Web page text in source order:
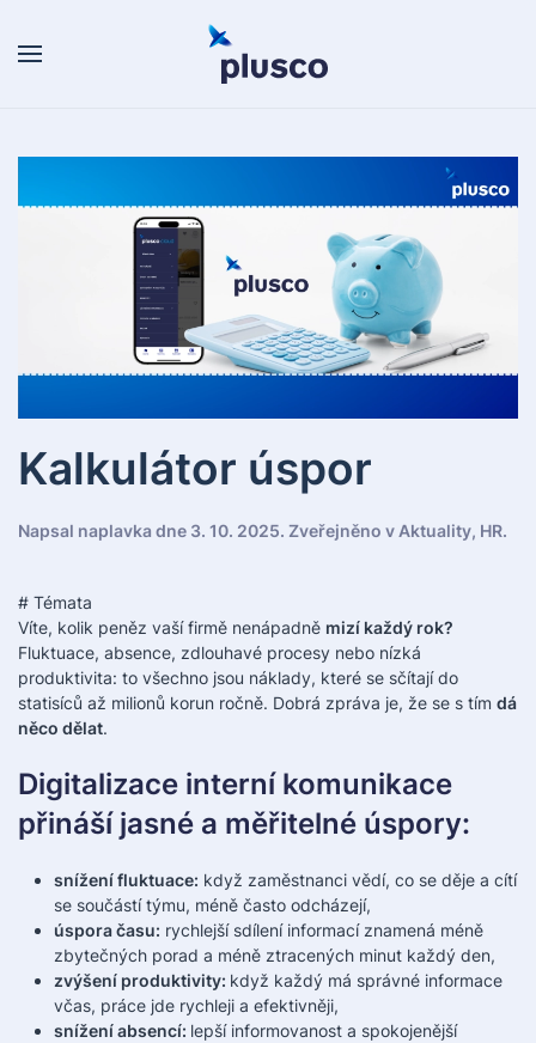
Skip to main content
Kalkulátor úspor
Napsal naplavka dne 3. 10. 2025. Zveřejněno v Aktuality, HR.
# Témata
Víte, kolik peněz vaší firmě nenápadně mizí každý rok?
Fluktuace, absence, zdlouhavé procesy nebo nízká
produktivita: to všechno jsou náklady, které se sčítají do
statisíců až milionů korun ročně. Dobrá zpráva je, že se s tím dá
něco dělat.
Digitalizace interní komunikace
přináší jasné a měřitelné úspory:
snížení fluktuace: když zaměstnanci vědí, co se děje a cítí
se součástí týmu, méně často odcházejí,
úspora času: rychlejší sdílení informací znamená méně
zbytečných porad a méně ztracených minut každý den,
zvýšení produktivity: když každý má správné informace
včas, práce jde rychleji a efektivněji,
snížení absencí: lepší informovanost a spokojenější